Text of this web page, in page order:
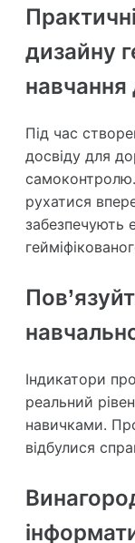
дизайну
Під час
досвіду для
рухатися
забезпечують
Індикатори
реальний
навичками.
відбулися